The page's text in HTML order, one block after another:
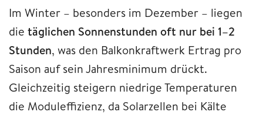
Im Winter – besonders im Dezember – liegen
die täglichen Sonnenstunden oft nur bei 1–2
Stunden, was den Balkonkraftwerk Ertrag pro
Saison auf sein Jahresminimum drückt.
Gleichzeitig steigern niedrige Temperaturen
die Moduleffizienz, da Solarzellen bei Kälte